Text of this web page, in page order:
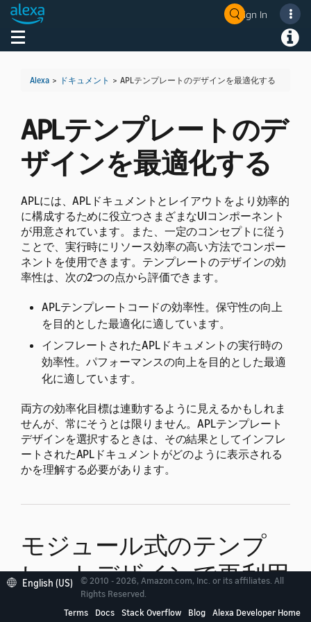
Sign In
Toggle navigation
Alexa > ドキュメント > APLテンプレートのデザインを最適化する
APLテンプレートのデ
ザインを最適化する
APLには、APLドキュメントとレイアウトをより効率的
に構成するために役立つさまざまなUIコンポーネント
が用意されています。また、一定のコンセプトに従う
ことで、実行時にリソース効率の高い方法でコンポー
ネントを使用できます。 テンプレートのデザインの効
率性は、次の2つの点から評価できます。
APLテンプレートコードの効率性。保守性の向上
を目的とした最適化に適しています。
インフレートされたAPLドキュメントの実行時の
効率性。パフォーマンスの向上を目的とした最適
化に適しています。
両方の効率化目標は連動するように見えるかもしれま
せんが、常にそうとは限りません。APLテンプレート
デザインを選択するときは、その結果としてインフレ
ートされたAPLドキュメントがどのように表示される
かを理解する必要があります。
モジュール式のテンプ
レートデザインで再利用
性を高める
English (US)
© 2010 - 2026, Amazon.com, Inc. or its affiliates. All
Rights Reserved.
Terms
Docs Stack Overflow Blog Alexa Developer Home
Welcome! Ask the DevAssistant